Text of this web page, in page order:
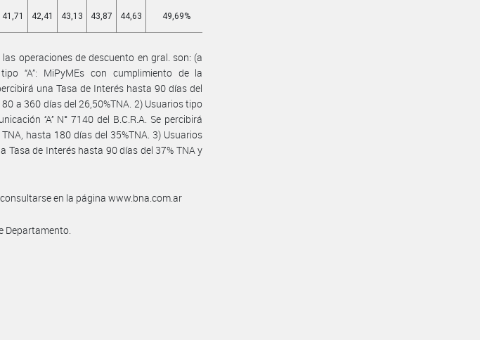
41,71 42,41 43,13 43,87 44,63 49,69%
operaciones de descuento en gral. son: (a
“A”: MiPyMEs con cumplimiento de la
percibirá una Tasa de Interés hasta 90 días del
a 360 días del 26,50%TNA. 2) Usuarios tipo
‘‘A’’ N° 7140 del B.C.R.A. Se percibirá
hasta 180 días del 35%TNA. 3) Usuarios
Tasa de Interés hasta 90 días del 37% TNA y
en la página www.bna.com.ar
Departamento.